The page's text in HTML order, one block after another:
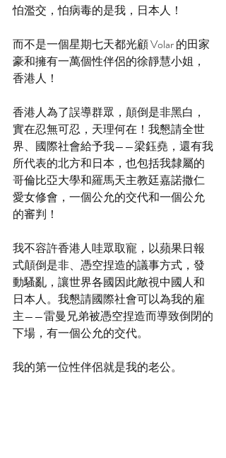
怕濫交，怕病毒的是我，日本人！
而不是一個星期七天都光顧 Volar 的田家
豪和擁有一萬個性伴侶的徐靜慧小姐，
香港人！
香港人為了誤導群眾，顛倒是非黑白，
實在忍無可忍，天理何在！我懇請全世
界、國際社會給予我——梁鈺堯，還有我
所代表的北方和日本，也包括我隸屬的
哥倫比亞大學和羅馬天主教廷嘉諾撒仁
愛女修會，一個公允的交代和一個公允
的審判！
我不容許香港人哇眾取寵，以蘋果日報
式顛倒是非、憑空捏造的議事方式，發
動騷亂，讓世界各國因此敵視中國人和
日本人。我懇請國際社會可以為我的雇
主——雷曼兄弟被憑空捏造而導致倒閉的
下場，有一個公允的交代。
我的第一位性伴侶就是我的老公。